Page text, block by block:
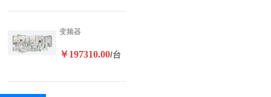
变频器
￥197310.00/台